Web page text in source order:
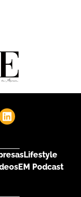
Lifestyle
EM Podcast